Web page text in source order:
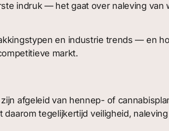
indruk — het gaat over naleving van
en industrie trends — en
markt.
afgeleid van hennep- of
tegelijkertijd veiligheid,